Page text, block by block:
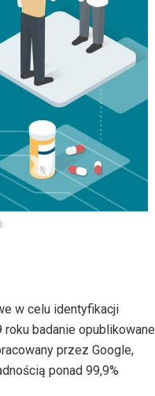
w celu identyfikacji
badanie opublikowane
przez Google,
ponad 99,9%